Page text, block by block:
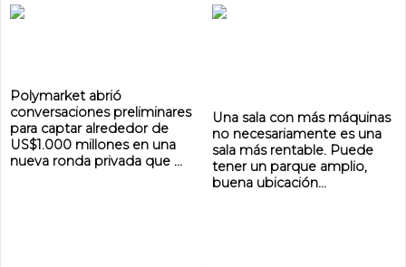
Polymarket abrió
conversaciones preliminares
para captar alrededor de
US$1.000 millones en una
nueva ronda privada que ...
Una sala con más máquinas
no necesariamente es una
sala más rentable. Puede
tener un parque amplio,
buena ubicación...